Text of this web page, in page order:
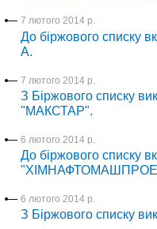
7 лютого 2014 р.
До біржового списку
А.
7 лютого 2014 р.
З Біржового списку
"МАКСТАР".
6 лютого 2014 р.
До біржового списку
6 лютого 2014 р.
З Біржового списку